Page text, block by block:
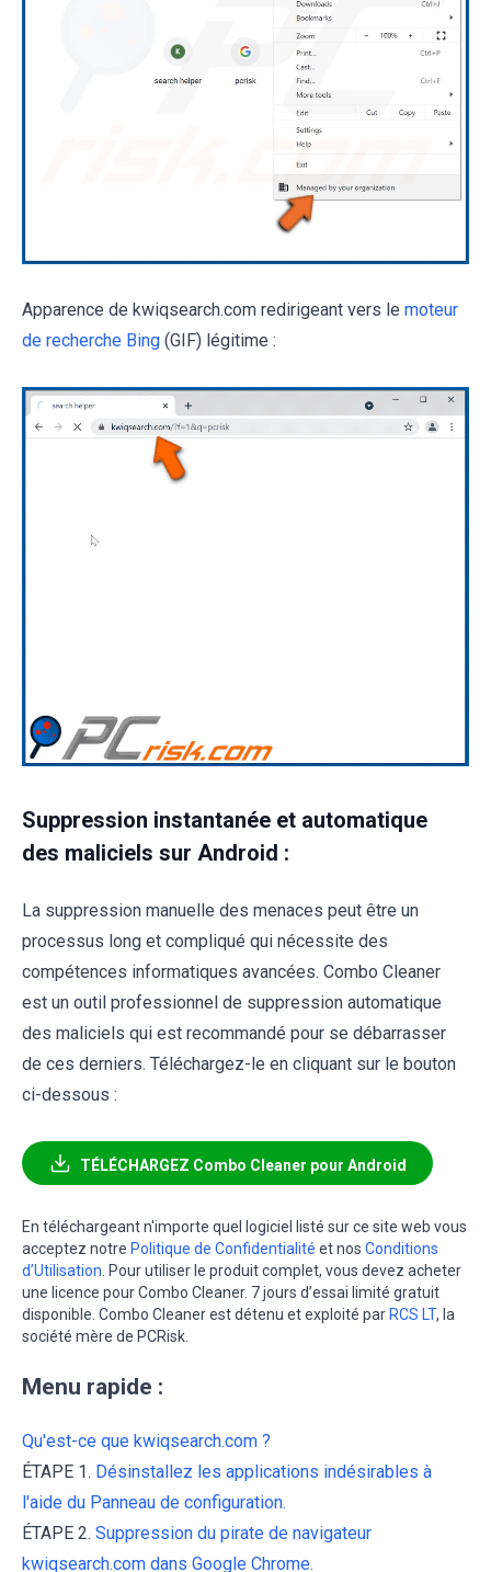
Apparence de kwiqsearch.com redirigeant vers le moteur
de recherche Bing (GIF) légitime :
Suppression instantanée et automatique
des maliciels sur Android :
La suppression manuelle des menaces peut être un
processus long et compliqué qui nécessite des
compétences informatiques avancées. Combo Cleaner
est un outil professionnel de suppression automatique
des maliciels qui est recommandé pour se débarrasser
de ces derniers. Téléchargez-le en cliquant sur le bouton
ci-dessous :
TÉLÉCHARGEZ Combo Cleaner pour Android
En téléchargeant n'importe quel logiciel listé sur ce site web vous
acceptez notre Politique de Confidentialité et nos Conditions
d’Utilisation . Pour utiliser le produit complet, vous devez acheter
une licence pour Combo Cleaner. 7 jours d’essai limité gratuit
disponible. Combo Cleaner est détenu et exploité parRCS LT, la
société mère de PCRisk.
Menu rapide :
Qu'est-ce que kwiqsearch.com ?
ÉTAPE 1. Désinstallez les applications indésirables à
l'aide du Panneau de configuration.
ÉTAPE 2. Suppression du pirate de navigateur
kwiqsearch.com dans Google Chrome.